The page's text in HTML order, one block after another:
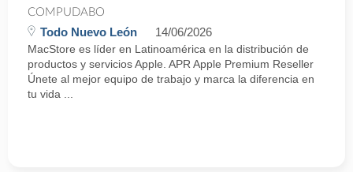
COMPUDABO
Todo Nuevo León 14/06/2026
MacStore es líder en Latinoamérica en la distribución de
productos y servicios Apple. APR Apple Premium Reseller
Únete al mejor equipo de trabajo y marca la diferencia en
tu vida ...